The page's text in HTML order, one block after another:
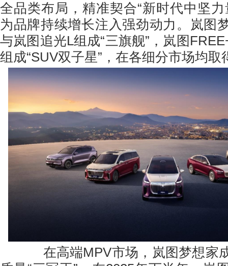
全品类布局，精准契合“新时代中坚
为品牌持续增长注入强劲动力。岚图
与岚图追光L组成“三旗舰”，岚图
组成“SUV双子星”，在各细分市场均取
在高端MPV市场，岚图梦想家